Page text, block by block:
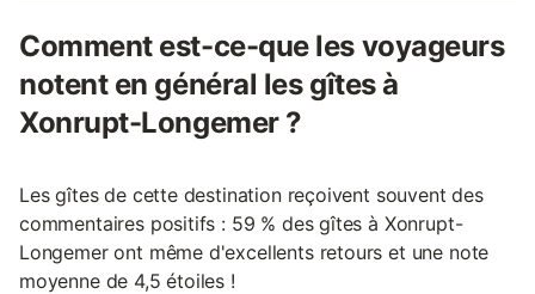
Comment est-ce-que les voyageurs
notent en général les gîtes à
Xonrupt-Longemer ?
Les gîtes de cette destination reçoivent souvent des
commentaires positifs : 59 % des gîtes à Xonrupt-
Longemer ont même d'excellents retours et une note
moyenne de 4,5 étoiles !